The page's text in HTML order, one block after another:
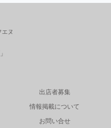
ヌ
出店者募集
情報掲載について
お問い合せ